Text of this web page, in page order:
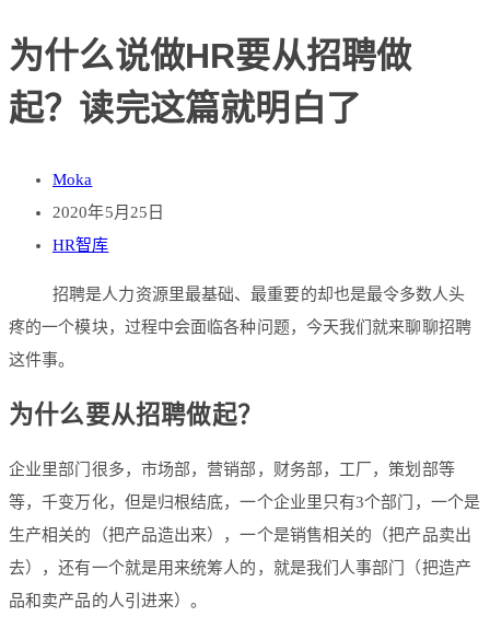
为什么说做HR要从招聘做
起？读完这篇就明白了
Moka
2020年5月25日
HR智库
招聘是人力资源里最基础、最重要的却也是最令多数人头
疼的一个模块，过程中会面临各种问题，今天我们就来聊聊招聘
这件事。
为什么要从招聘做起？
企业里部门很多，市场部，营销部，财务部，工厂，策划部等
等，千变万化，但是归根结底，一个企业里只有3个部门，一个是
生产相关的（把产品造出来），一个是销售相关的（把产品卖出
去），还有一个就是用来统筹人的，就是我们人事部门（把造产
品和卖产品的人引进来）。